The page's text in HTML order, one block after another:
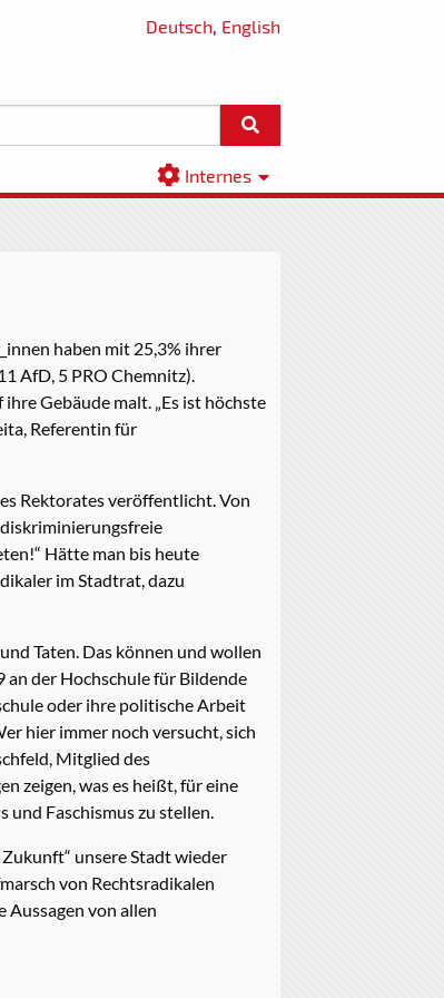
Deutsch, English
Internes
haben mit 25,3% ihrer
AfD, 5 PRO Chemnitz).
Gebäude malt. „Es ist höchste
Referentin für
Rektorates veröffentlicht. Von
Hätte man bis heute
im Stadtrat, dazu
Taten. Das können und wollen
der Hochschule für Bildende
oder ihre politische Arbeit
hier immer noch versucht, sich
Mitglied des
zeigen, was es heißt, für eine
Faschismus zu stellen.
unsere Stadt wieder
von Rechtsradikalen
Aussagen von allen